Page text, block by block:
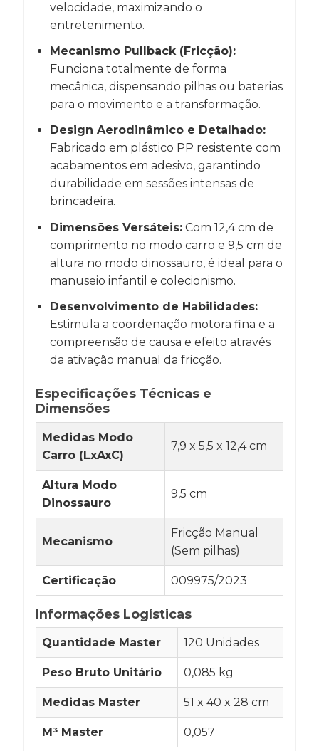
velocidade, maximizando o
entretenimento.
Mecanismo Pullback (Fricção):
Funciona totalmente de forma
mecânica, dispensando pilhas ou baterias
para o movimento e a transformação.
Design Aerodinâmico e Detalhado:
Fabricado em plástico PP resistente com
acabamentos em adesivo, garantindo
durabilidade em sessões intensas de
brincadeira.
Dimensões Versáteis: Com 12,4 cm de
comprimento no modo carro e 9,5 cm de
altura no modo dinossauro, é ideal para o
manuseio infantil e colecionismo.
Desenvolvimento de Habilidades:
Estimula a coordenação motora fina e a
compreensão de causa e efeito através
da ativação manual da fricção.
Especificações Técnicas e
Dimensões
Medidas Modo
Carro (LxAxC)
7,9 x 5,5 x 12,4 cm
Altura Modo
Dinossauro
9,5 cm
Mecanismo
Fricção Manual
(Sem pilhas)
Certificação 009975/2023
Informações Logísticas
Quantidade Master 120 Unidades
Peso Bruto Unitário 0,085 kg
Medidas Master 51 x 40 x 28 cm
M³ Master 0,057